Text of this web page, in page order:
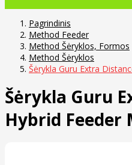
Pagrindinis
Method Feeder
Method Šėryklos, Formos
Method Šėryklos
Šėrykla Guru Extra
Šėrykla Guru
Hybrid Feeder